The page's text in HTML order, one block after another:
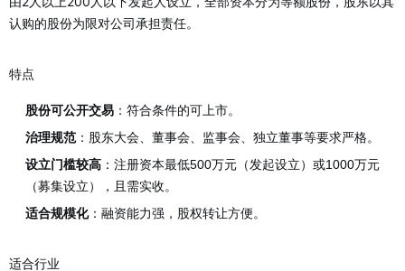
认购的股份为限对公司承担责任。
特点
股份可公开交易 ：符合条件的可上市。
治理规范 ：股东大会、董事会、监事会、独立董事等要求严格。
设立门槛较高 ：注册资本最低500万元（发起设立）或1000万元
（募集设立），且需实收。
适合规模化：融资能力强，股权转让方便。
适合行业